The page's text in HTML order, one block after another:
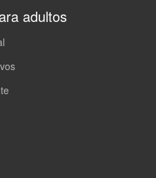
adultos